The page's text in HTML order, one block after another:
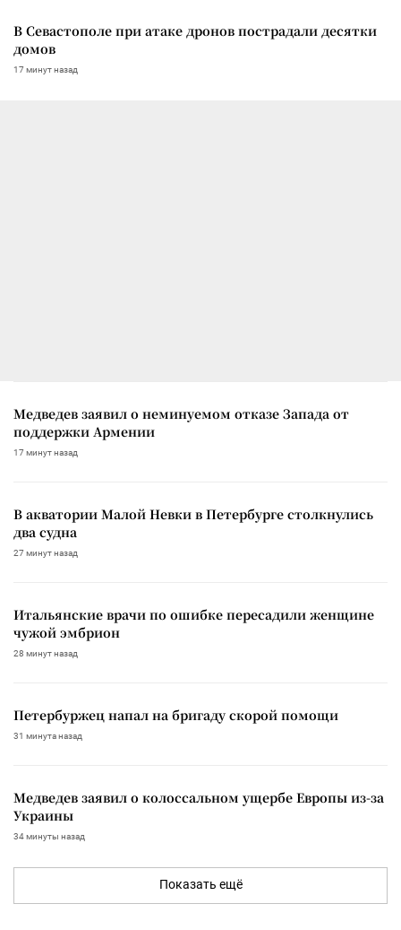
В Севастополе при атаке дронов пострадали десятки
домов
17 минут назад
Медведев заявил о неминуемом отказе Запада от
поддержки Армении
17 минут назад
В акватории Малой Невки в Петербурге столкнулись
два судна
27 минут назад
Итальянские врачи по ошибке пересадили женщине
чужой эмбрион
28 минут назад
Петербуржец напал на бригаду скорой помощи
31 минута назад
Медведев заявил о колоссальном ущербе Европы из-за
Украины
34 минуты назад
Показать ещё